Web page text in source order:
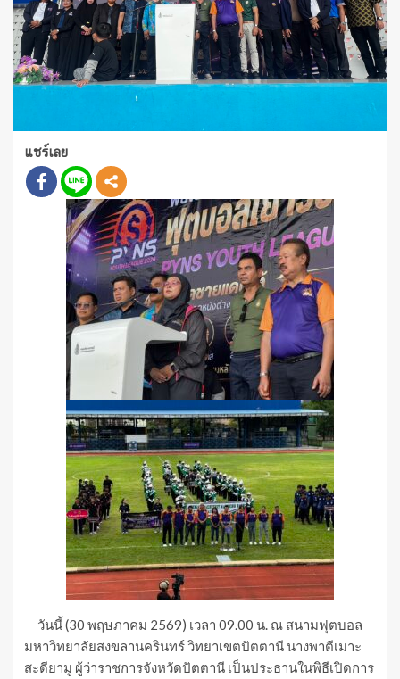
แชร์เลย
วันนี้ (30 พฤษภาคม 2569) เวลา 09.00 น. ณ สนามฟุตบอล
มหาวิทยาลัยสงขลานครินทร์ วิทยาเขตปัตตานี นางพาตีเมาะ
สะดียามู ผู้ว่าราชการจังหวัดปัตตานี เป็นประธานในพิธีเปิดการ